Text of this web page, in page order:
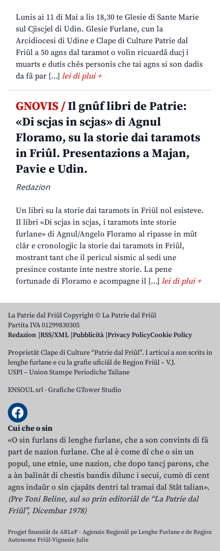
Lunis ai 11 di Mai a lis 18,30 te Glesie di Sante Marie
sul Cjiscjel di Udin. Glesie Furlane, cun la
Arcidiocesi di Udine e Clape di Culture Patrie dal
Friûl a 50 agns dal taramot o volìn ricuardâ ducj i
muarts e dutis chês personis che tai agns si son dadis
da fâ par […] lei di plui +
GNOVIS /Il gnûf libri de Patrie:
«Di scjas in scjas» di Agnul
Floramo, su la storie dai taramots
in Friûl. Presentazions a Majan,
Pavie e Udin.
Redazion
Un libri su la storie dai taramots in Friûl nol esisteve.
Il libri «Di scjas in scjas, i taramots inte storie
furlane» di Agnul/Angelo Floramo al ripasse in mût
clâr e cronologjic la storie dai taramots in Friûl,
mostrant tant che il pericul sismic al sedi une
presince costante inte nestre storie. La pene
fortunade di Floramo e acompagne il […] lei di plui +
La Patrie dal Friûl Copyright © La Patrie dal Friûl
Partita IVA 01299830305
Redazion RSS/XML Pubblicità Privacy PolicyCookie Policy
Proprietât Clape di Culture “Patrie dal Friûl”. I articui a son scrits in
lenghe furlane e cu la grafie uficiâl de Regjon Friûl – V.J.
USPI – Union Stampe Periodiche Taliane
ENSOUL srl-Grafiche GTower Studio
Cui che o sin
«O sin furlans di lenghe furlane, che a son convints di fâ
part de nazion furlane. Che al è come dî che o sin un
popul, une etnie, une nazion, che dopo tancj parons, che
a àn balinât di chestis bandis dilunc i secui, cumò di cent
agns indaûr o sin cjapâts dentri tal tramai dal Stât talian».
(Pre Toni Beline, sul so prin editoriâl de “La Patrie dal
Friûl”, Dicembar 1978)
Progjet finanziât de ARLeF - Agjenzie Regjonâl pe Lenghe Furlane e de Regjon
Autonome Friûl-Vignesie Julie